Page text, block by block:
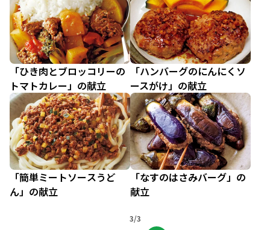
「ひき肉とブロッコリーの
トマトカレー」の献立
「ハンバーグのにんにくソ
ースがけ」の献立
「簡単ミートソースうど
ん」の献立
「なすのはさみバーグ」の
献立
3/3